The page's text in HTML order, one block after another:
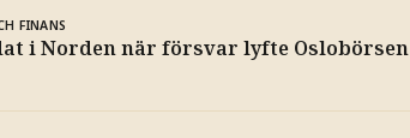
FINANS
i Norden när försvar lyfte Oslobörsen